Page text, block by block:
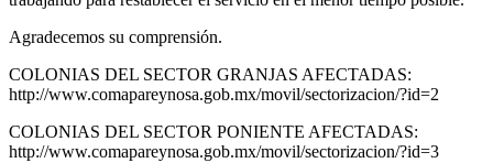
Agradecemos su comprensión.
COLONIAS DEL SECTOR GRANJAS AFECTADAS:
http://www.comapareynosa.gob.mx/movil/sectorizacion/?id=2
COLONIAS DEL SECTOR PONIENTE AFECTADAS:
http://www.comapareynosa.gob.mx/movil/sectorizacion/?id=3